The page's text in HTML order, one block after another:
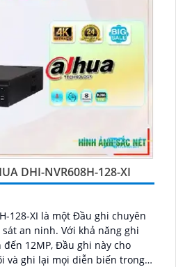
DHI-NVR608H-128-XI
128-XI là một Đầu ghi chuyên
Với khả năng ghi
12MP, Đầu ghi này cho
và ghi lại mọi diễn biến trong